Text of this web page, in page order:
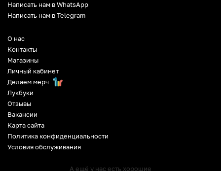
О нас
Контакты
Магазины
Личный кабинет
Делаем мерч
Лукбуки
Отзывы
Вакансии
Карта сайта
Политика конфиденциальности
Условия обслуживания
А ещё у нас есть хорошие
Написать нам в WhatsApp
Написать нам в Telegram